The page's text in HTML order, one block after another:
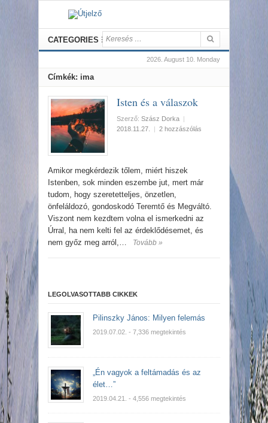
CATEGORIES
2026. August 10. Monday
Címkék: ima
Isten és a válaszok
Szerző: Szász Dorka |
2018.11.27.
| 2 hozzászólás
Amikor megkérdezik tőlem, miért hiszek
Istenben, sok minden eszembe jut, mert már
tudom, hogy szeretetteljes, önzetlen,
önfeláldozó, gondoskodó Teremtő és Megváltó.
Viszont nem kezdtem volna el ismerkedni az
Úrral, ha nem kelti fel az érdeklődésemet, és
nem győz meg arról,…
Tovább »
LEGOLVASOTTABB CIKKEK
Pilinszky János: Milyen felemás
2019.07.02. - 7,336 megtekintés
„Én vagyok a feltámadás és az
élet…”
2019.04.21. - 4,556 megtekintés